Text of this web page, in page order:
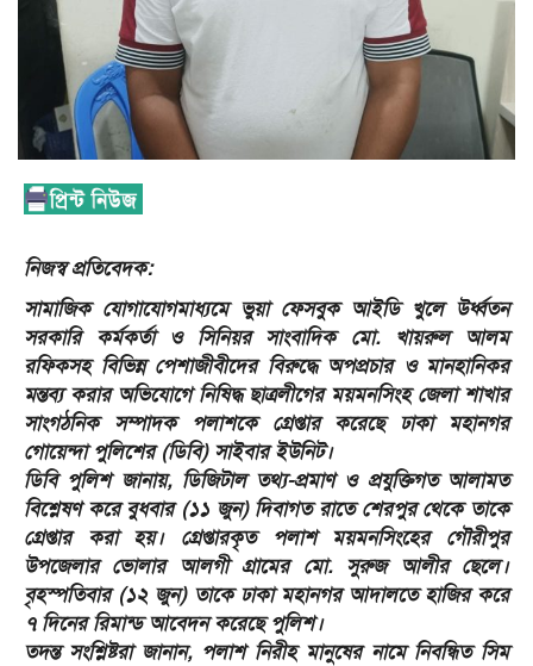
​নিজস্ব প্রতিবেদক:
সামাজিক যোগাযোগমাধ্যমে ভুয়া ফেসবুক আইডি খুলে উর্ধ্বতন
সরকারি কর্মকর্তা ও সিনিয়র সাংবাদিক মো. খায়রুল আলম
রফিকসহ বিভিন্ন পেশাজীবীদের বিরুদ্ধে অপপ্রচার ও মানহানিকর
মন্তব্য করার অভিযোগে নিষিদ্ধ ছাত্রলীগের ময়মনসিংহ জেলা শাখার
সাংগঠনিক সম্পাদক পলাশকে গ্রেপ্তার করেছে ঢাকা মহানগর
গোয়েন্দা পুলিশের (ডিবি) সাইবার ইউনিট।
​ডিবি পুলিশ জানায়, ডিজিটাল তথ্য-প্রমাণ ও প্রযুক্তিগত আলামত
বিশ্লেষণ করে বুধবার (১১ জুন) দিবাগত রাতে শেরপুর থেকে তাকে
গ্রেপ্তার করা হয়। গ্রেপ্তারকৃত পলাশ ময়মনসিংহের গৌরীপুর
উপজেলার ভোলার আলগী গ্রামের মো. সুরুজ আলীর ছেলে।
বৃহস্পতিবার (১২ জুন) তাকে ঢাকা মহানগর আদালতে হাজির করে
৭ দিনের রিমান্ড আবেদন করেছে পুলিশ।
​তদন্ত সংশ্লিষ্টরা জানান, পলাশ নিরীহ মানুষের নামে নিবন্ধিত সিম